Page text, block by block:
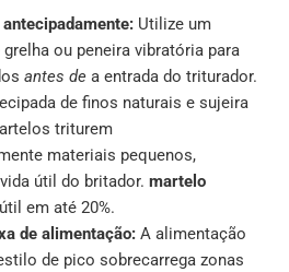
Utilize um
ou peneira vibratória para
antes dea entrada do triturador.
de finos naturais e sujeira
triturem
materiais pequenos,
útil do britador. martelo
em até 20%.
de alimentação:A alimentação
de pico sobrecarrega zonas